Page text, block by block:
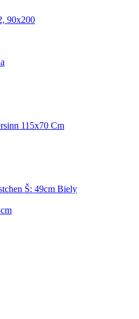
90x200
115x70 Cm
Š: 49cm Biely